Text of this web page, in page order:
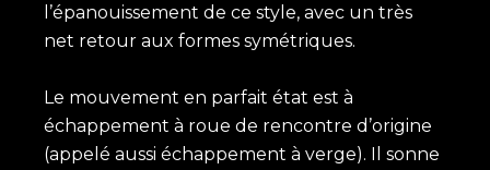
l’épanouissement de ce style, avec un très
net retour aux formes symétriques.
Le mouvement en parfait état est à
échappement à roue de rencontre d’origine
(appelé aussi échappement à verge). Il sonne